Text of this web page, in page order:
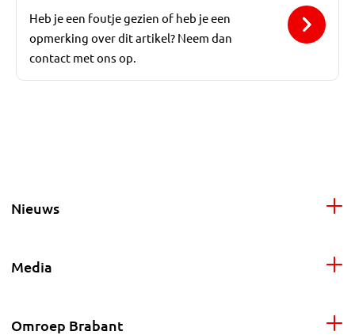
Heb je een foutje gezien of heb je een
opmerking over dit artikel? Neem dan
contact met ons op.
Nieuws
Media
Omroep Brabant